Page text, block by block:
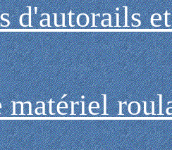
d'autorails
matériel